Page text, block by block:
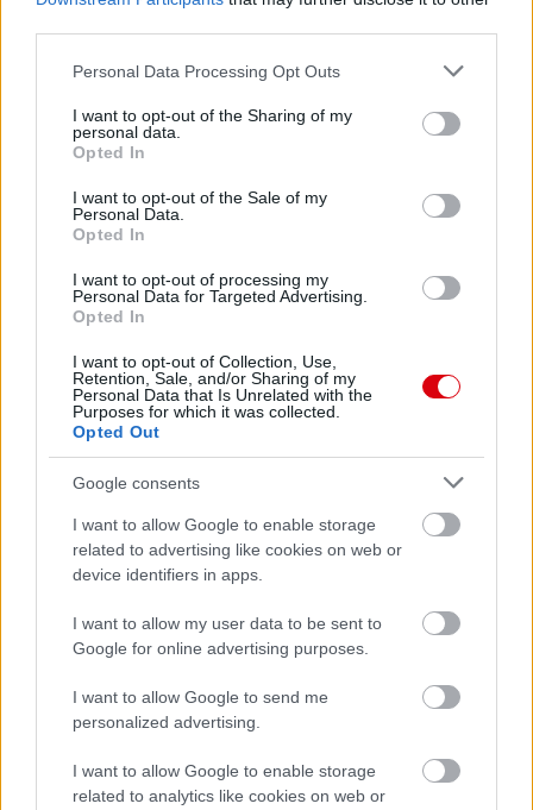
Please note that this website/app uses one or more Google
not limited to your visit or usage behaviour. You may click to
grant or deny consent to Google and its third-party tags to
use your data for below specified purposes in below Google
consent section.
Personal Data Processing Opt Outs
I want to opt-out of the Sharing of my
personal data.
Opted In
I want to opt-out of the Sale of my
Personal Data.
Opted In
I want to opt-out of processing my
Personal Data for Targeted Advertising.
Opted In
I want to opt-out of Collection, Use,
Retention, Sale, and/or Sharing of my
Personal Data that Is Unrelated with the
Purposes for which it was collected.
Opted Out
Google consents
I want to allow Google to enable storage
related to advertising like cookies on web or
device identifiers in apps.
I want to allow my user data to be sent to
Google for online advertising purposes.
I want to allow Google to send me
personalized advertising.
I want to allow Google to enable storage
related to analytics like cookies on web or